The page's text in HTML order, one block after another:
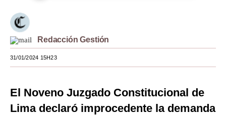
Estilos
Mundo
EEUU
España
Redacción Gestión
31/01/2024 15H23
El Noveno Juzgado Constitucional de
Lima declaró improcedente la demanda